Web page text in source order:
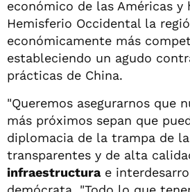
económico de las Américas y
Hemisferio Occidental la
económicamente más
estableciendo un agudo
prácticas de China.
"Queremos asegurarnos que
más próximos sepan que
diplomacia de la trampa de
transparentes y de alta
infraestructurae